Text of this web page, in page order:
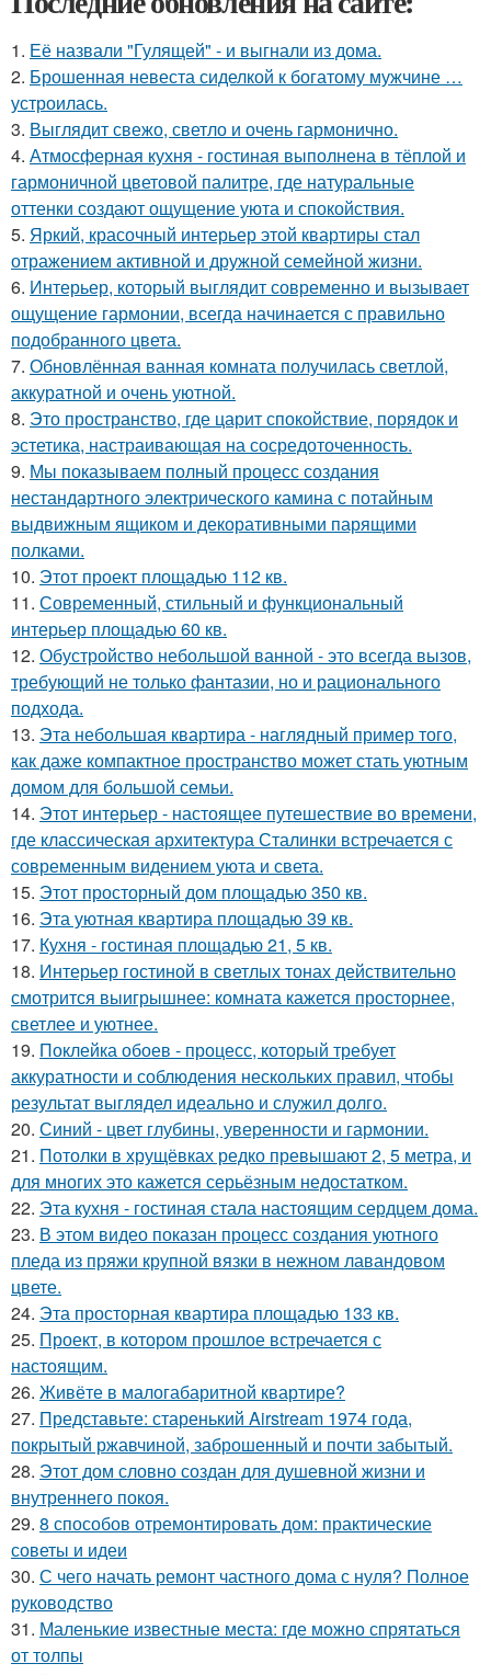
1. Её назвали "Гулящей" - и выгнали из дома.
2. Брошенная невеста сиделкой к богатому мужчине …
устроилась.
3. Выглядит свежо, светло и очень гармонично.
4. Атмосферная кухня - гостиная выполнена в тёплой и
гармоничной цветовой палитре, где натуральные
оттенки создают ощущение уюта и спокойствия.
5. Яркий, красочный интерьер этой квартиры стал
отражением активной и дружной семейной жизни.
6. Интерьер, который выглядит современно и вызывает
ощущение гармонии, всегда начинается с правильно
подобранного цвета.
7. Обновлённая ванная комната получилась светлой,
аккуратной и очень уютной.
8. Это пространство, где царит спокойствие, порядок и
эстетика, настраивающая на сосредоточенность.
9. Мы показываем полный процесс создания
нестандартного электрического камина с потайным
выдвижным ящиком и декоративными парящими
полками.
10. Этот проект площадью 112 кв.
11. Современный, стильный и функциональный
интерьер площадью 60 кв.
12. Обустройство небольшой ванной - это всегда вызов,
требующий не только фантазии, но и рационального
подхода.
13. Эта небольшая квартира - наглядный пример того,
как даже компактное пространство может стать уютным
домом для большой семьи.
14. Этот интерьер - настоящее путешествие во времени,
где классическая архитектура Сталинки встречается с
современным видением уюта и света.
15. Этот просторный дом площадью 350 кв.
16. Эта уютная квартира площадью 39 кв.
17. Кухня - гостиная площадью 21, 5 кв.
18. Интерьер гостиной в светлых тонах действительно
смотрится выигрышнее: комната кажется просторнее,
светлее и уютнее.
19. Поклейка обоев - процесс, который требует
аккуратности и соблюдения нескольких правил, чтобы
результат выглядел идеально и служил долго.
20. Синий - цвет глубины, уверенности и гармонии.
21. Потолки в хрущёвках редко превышают 2, 5 метра, и
для многих это кажется серьёзным недостатком.
22. Эта кухня - гостиная стала настоящим сердцем дома.
23. В этом видео показан процесс создания уютного
пледа из пряжи крупной вязки в нежном лавандовом
цвете.
24. Эта просторная квартира площадью 133 кв.
25. Проект, в котором прошлое встречается с
настоящим.
26. Живёте в малогабаритной квартире?
27. Представьте: старенький Airstream 1974 года,
покрытый ржавчиной, заброшенный и почти забытый.
28. Этот дом словно создан для душевной жизни и
внутреннего покоя.
29. 8 способов отремонтировать дом: практические
советы и идеи
30. С чего начать ремонт частного дома с нуля? Полное
руководство
31. Маленькие известные места: где можно спрятаться
от толпы